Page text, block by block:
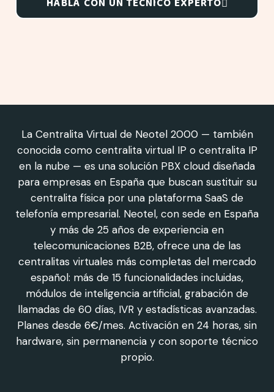
HABLA CON UN TÉCNICO EXPERTO
La Centralita Virtual de Neotel 2000 — también
conocida como centralita virtual IP o centralita IP
en la nube — es una solución PBX cloud diseñada
para empresas en España que buscan sustituir su
centralita física por una plataforma SaaS de
telefonía empresarial. Neotel, con sede en España
y más de 25 años de experiencia en
telecomunicaciones B2B, ofrece una de las
centralitas virtuales más completas del mercado
español: más de 15 funcionalidades incluidas,
módulos de inteligencia artificial, grabación de
llamadas de 60 días, IVR y estadísticas avanzadas.
Planes desde 6€/mes. Activación en 24 horas, sin
hardware, sin permanencia y con soporte técnico
propio.